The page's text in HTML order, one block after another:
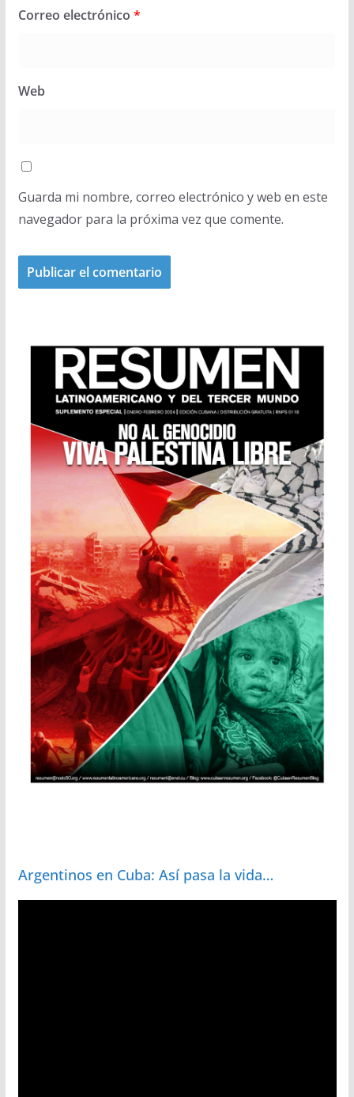
Correo electrónico *
Web
Guarda mi nombre, correo electrónico y web en este
navegador para la próxima vez que comente.
Argentinos en Cuba: Así pasa la vida…